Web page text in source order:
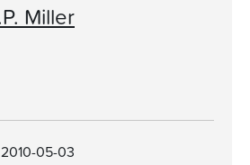
Miller
2010-05-03